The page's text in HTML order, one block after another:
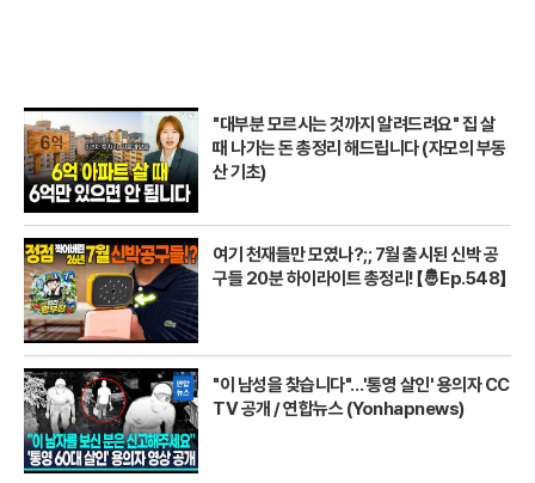
"대부분 모르시는 것까지 알려드려요" 집 살
때 나가는 돈 총정리 해드립니다 (자모의 부동
산 기초)
여기 천재들만 모였나?;; 7월 출시된 신박 공
구들 20분 하이라이트 총정리! 【🤴Ep.548】
"이 남성을 찾습니다"…'통영 살인' 용의자 CC
TV 공개 / 연합뉴스 (Yonhapnews)